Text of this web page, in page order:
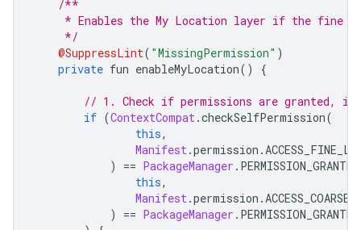
/**
* Enables the My Location layer if the fine
*/
@SuppressLint( "MissingPermission" )
private fun enableMyLocation() {
// 1. Check if permissions are granted, if
if (ContextCompat .checkSelfPermission(
this,
Manifest .permission .
)
== PackageManager .
this,
Manifest .permission .
)
== PackageManager . PERMISSION_GRANTED